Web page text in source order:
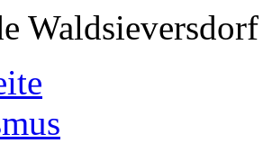
Waldsieversdorf